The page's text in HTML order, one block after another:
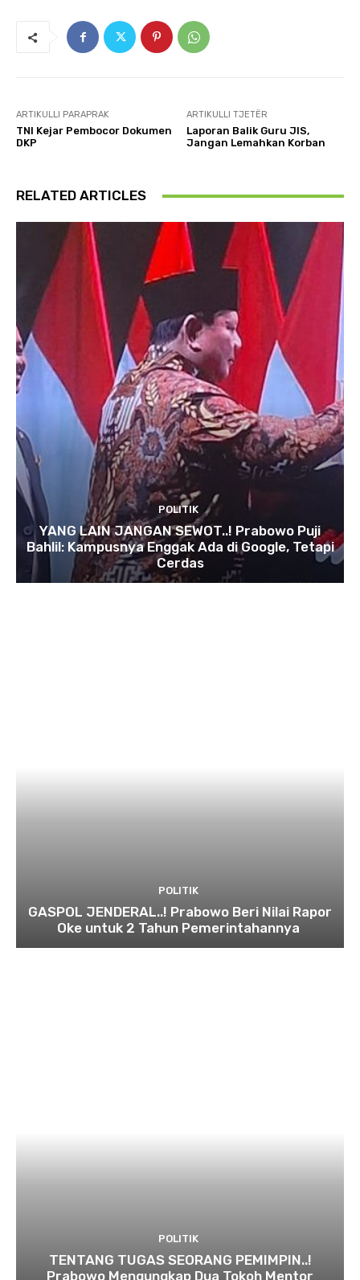
ARTIKULLI PARAPRAK
TNI Kejar Pembocor Dokumen
DKP
ARTIKULLI TJETËR
Laporan Balik Guru JIS,
Jangan Lemahkan Korban
RELATED ARTICLES
POLITIK
YANG LAIN JANGAN SEWOT..! Prabowo Puji
Bahlil: Kampusnya Enggak Ada di Google, Tetapi
Cerdas
POLITIK
GASPOL JENDERAL..! Prabowo Beri Nilai Rapor
Oke untuk 2 Tahun Pemerintahannya
POLITIK
TENTANG TUGAS SEORANG PEMIMPIN..!
Prabowo Mengungkap Dua Tokoh Mentor